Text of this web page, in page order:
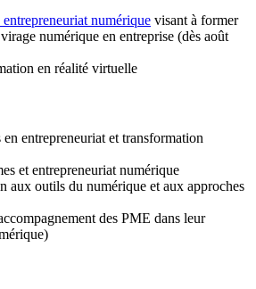
numérique visant à former
numérique en entreprise (dès août
en réalité virtuelle
entrepreneuriat et transformation
et entrepreneuriat numérique
aux outils du numérique et aux approches
des PME dans leur